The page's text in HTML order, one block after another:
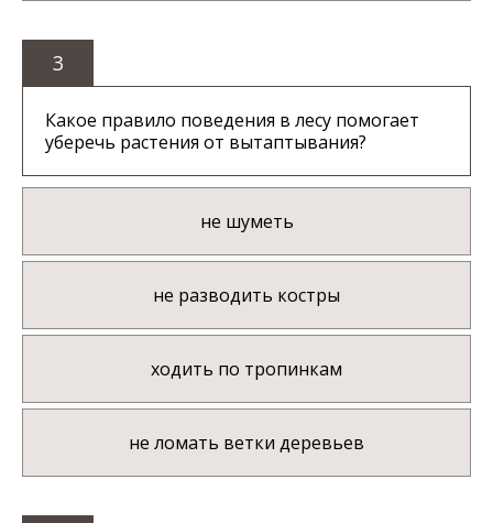
3
Какое правило поведения в лесу помогает
уберечь растения от вытаптывания?
не шуметь
не разводить костры
ходить по тропинкам
не ломать ветки деревьев